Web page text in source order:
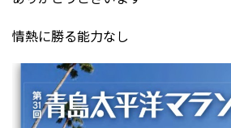
情熱に勝る能力なし